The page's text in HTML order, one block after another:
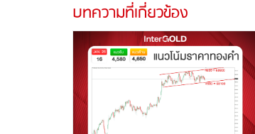
บทความที่เกี่ยวข้อง